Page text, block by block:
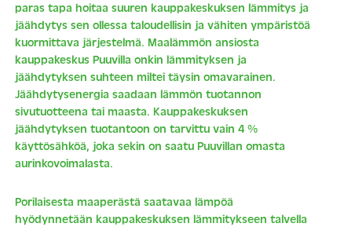
paras tapa hoitaa suuren kauppakeskuksen lämmitys ja
jäähdytys sen ollessa taloudellisin ja vähiten ympäristöä
kuormittava järjestelmä. Maalämmön ansiosta
kauppakeskus Puuvilla onkin lämmityksen ja
jäähdytyksen suhteen miltei täysin omavarainen.
Jäähdytysenergia saadaan lämmön tuotannon
sivutuotteena tai maasta. Kauppakeskuksen
jäähdytyksen tuotantoon on tarvittu vain 4 %
käyttösähköä, joka sekin on saatu Puuvillan omasta
aurinkovoimalasta.
Porilaisesta maaperästä saatavaa lämpöä
hyödynnetään kauppakeskuksen lämmitykseen talvella